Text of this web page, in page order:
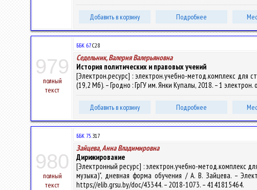
Добавить в корзину Подробнее
979
полный
текст
ББК 67.С28
Седельник, Валерия Валерьяновна
История политических и правовых учений
[Электрон.ресурс] : электрон.учебно-метод.комплекс для
(19,2 Мб). – Гродно : ГрГУ им. Янки Купалы, 2018. – 1
Добавить в корзину Подробнее
980
полный
текст
ББК 75.З17
Зайцева, Анна Владимировна
Дирижирование
[Электронный ресурс] : электрон.учебно-метод.комплекс
музыка)", дневная форма обучения / А. В. Зайцева. –
https://elib.grsu.by/doc/43344. – 2018-1073. – 4141815464.